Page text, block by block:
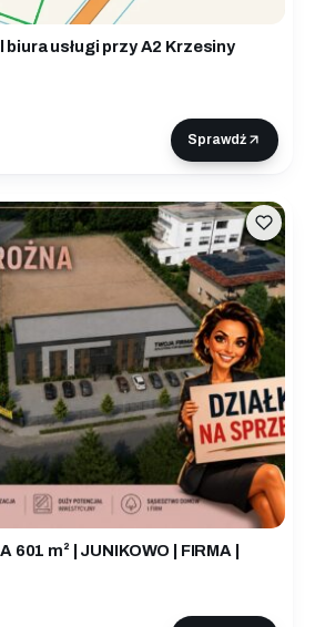
biura usługi przy A2 Krzesiny
Sprawdź
601 m² | JUNIKOWO | FIRMA |